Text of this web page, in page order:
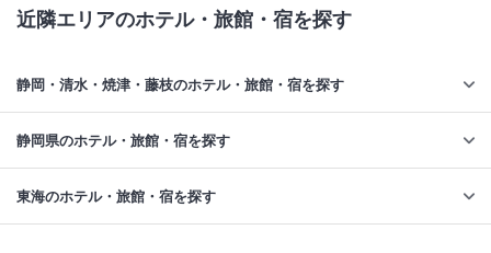
近隣エリアのホテル・旅館・宿を探す
静岡・清水・焼津・藤枝のホテル・旅館・宿を探す
静岡県のホテル・旅館・宿を探す
東海のホテル・旅館・宿を探す